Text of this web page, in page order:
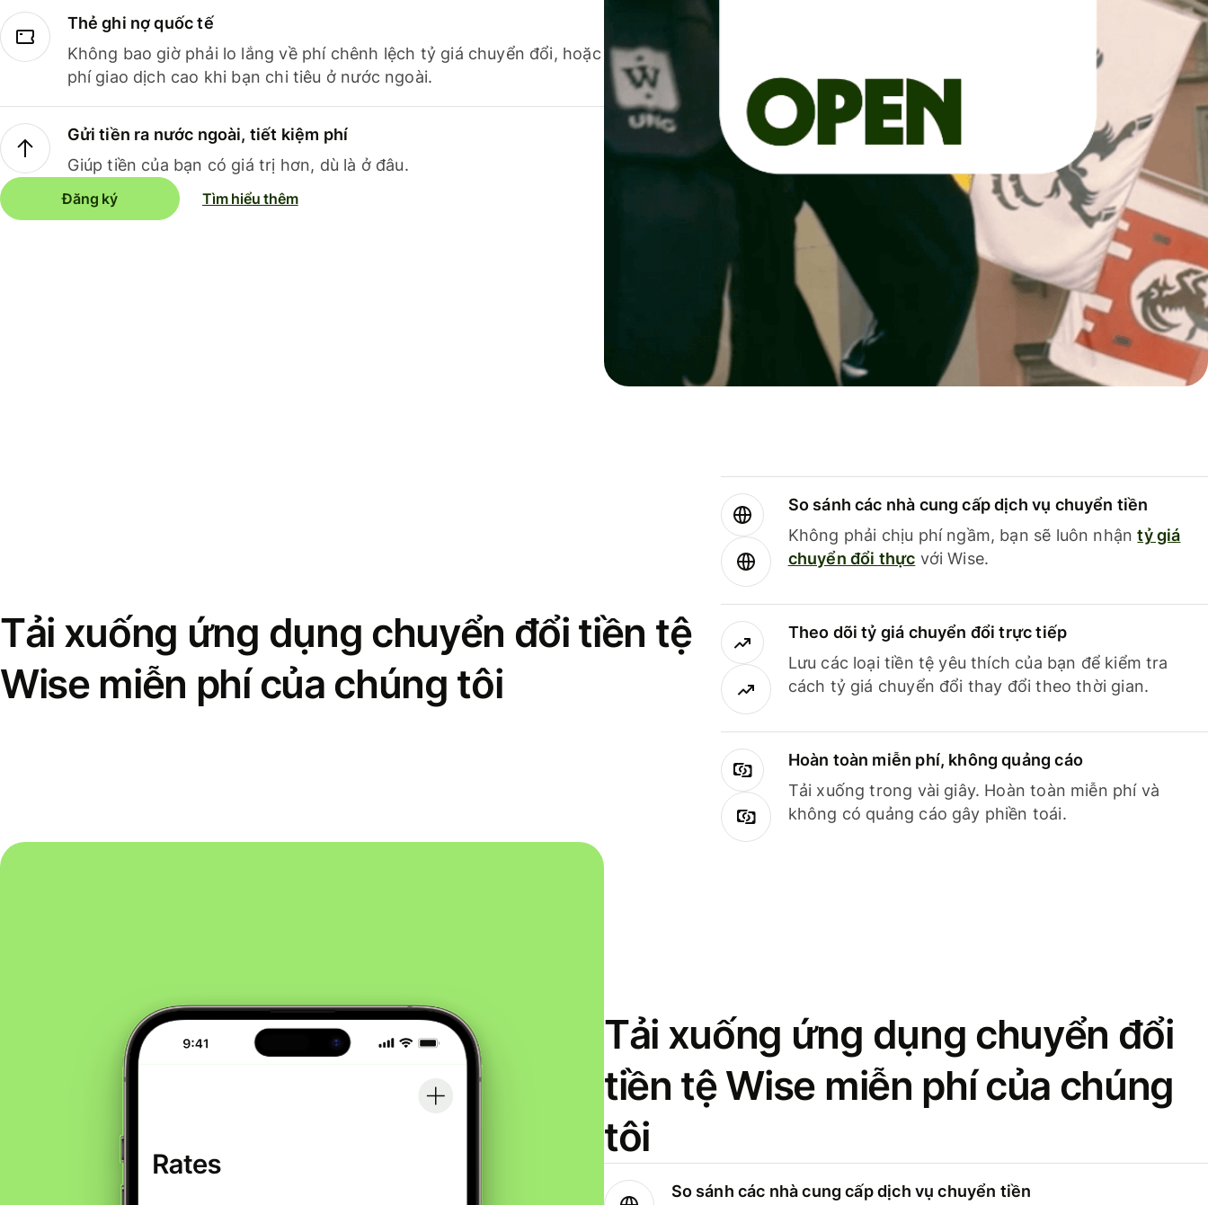
Thẻ ghi nợ quốc tế
Không bao giờ phải lo lắng về phí chênh lệch tỷ giá chuyển đổi, hoặc
phí giao dịch cao khi bạn chi tiêu ở nước ngoài.
Gửi tiền ra nước ngoài, tiết kiệm phí
Giúp tiền của bạn có giá trị hơn, dù là ở đâu.
Đăng ký Tìm hiểu thêm
Tải xuống ứng dụng chuyển đổi tiền tệ
Wise miễn phí của chúng tôi
So sánh các nhà cung cấp dịch vụ chuyển tiền
Không phải chịu phí ngầm, bạn sẽ luôn nhậntỷ giá
chuyển đổi thực với Wise.
Theo dõi tỷ giá chuyển đổi trực tiếp
Lưu các loại tiền tệ yêu thích của bạn để kiểm tra
cách tỷ giá chuyển đổi thay đổi theo thời gian.
Hoàn toàn miễn phí, không quảng cáo
Tải xuống trong vài giây. Hoàn toàn miễn phí và
không có quảng cáo gây phiền toái.
Tải xuống ứng dụng chuyển đổi
tiền tệ Wise miễn phí của chúng
tôi
So sánh các nhà cung cấp dịch vụ chuyển tiền